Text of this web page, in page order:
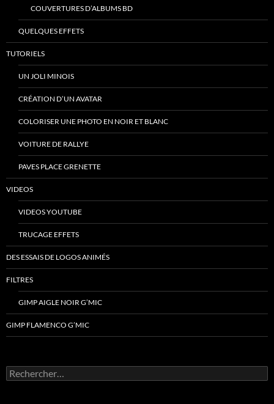
COUVERTURES D’ALBUMS BD
QUELQUES EFFETS
TUTORIELS
UN JOLI MINOIS
CRÉATION D’UN AVATAR
COLORISER UNE PHOTO EN NOIR ET BLANC
VOITURE DE RALLYE
PAVES PLACE GRENETTE
VIDEOS
VIDEOS YOUTUBE
TRUCAGE EFFETS
DES ESSAIS DE LOGOS ANIMÉS
FILTRES
GIMP AIGLE NOIR G’MIC
GIMP FLAMENCO G’MIC
Rechercher :